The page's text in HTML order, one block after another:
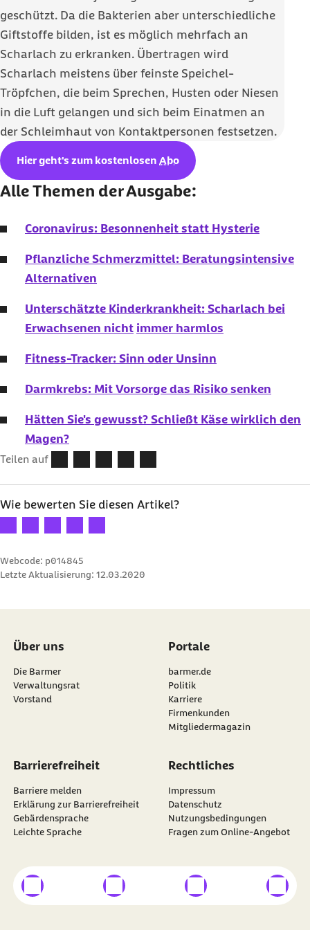
geschützt. Da die Bakterien aber unterschiedliche
Giftstoffe bilden, ist es möglich mehrfach an
Scharlach zu erkranken. Übertragen wird
Scharlach meistens über feinste Speichel-
Tröpfchen, die beim Sprechen, Husten oder Niesen
in die Luft gelangen und sich beim Einatmen an
der Schleimhaut von Kontaktpersonen festsetzen.
Hier geht's zum kostenlosen Abo
Alle Themen der Ausgabe:
Coronavirus: Besonnenheit statt Hysterie
Pflanzliche Schmerzmittel: Beratungsintensive
Alternativen
Unterschätzte Kinderkrankheit: Scharlach bei
Erwachsenen nicht immer harmlos
Fitness-Tracker: Sinn oder Unsinn
Darmkrebs: Mit Vorsorge das Risiko senken
Hätten Sie's gewusst? Schließt Käse wirklich den
Magen?
Teilen auf
Wie bewerten Sie diesen Artikel?
Ihre Bewertung: 1 Stern
Ihre Bewertung: 2 Sterne
Ihre Bewertung: 3 Sterne
Ihre Bewertung: 4 Sterne
Ihre Bewertung: 5 Sterne
Webcode: p014845
Letzte Aktualisierung: 12.03.2020
Über uns
Die Barmer
Verwaltungsrat
Vorstand
Portale
barmer.de
Politik
Karriere
Firmenkunden
Mitgliedermagazin
Barrierefreiheit
Barriere melden
Erklärung zur Barrierefreiheit
Gebärdensprache
Leichte Sprache
Rechtliches
Impressum
Datenschutz
Nutzungsbedingungen
Fragen zum Online-Angebot
Besuchen Sie dieBARMER auf
externer Link externer Link externer Link